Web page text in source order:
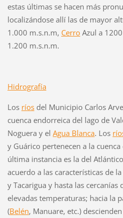
estas últimas se hacen más
localizándose allí las de mayor
1.000 m.s.n.m, CerroAzul a
1.200 m.s.n.m.
Hidrografía
Los ríosdel Municipio Carlos
cuenca endorreica del lago de
Noguera y el Agua Blanca. Los
y Guárico pertenecen a la cuenca
última instancia es la del
acuerdo a las características de
y Tacarigua y hasta las cercanías
elevadas temperaturas; hacia la
(Belén, Manuare, etc.)